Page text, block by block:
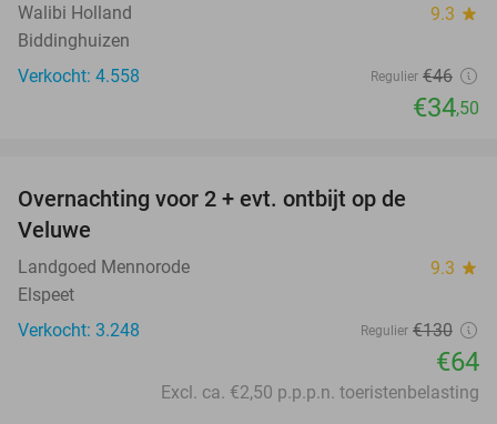
Walibi Holland 9.3 star
Biddinghuizen
Verkocht: 4.558
Regulier €46
€34,50
Overnachting voor 2 + evt. ontbijt op de
Veluwe
Landgoed Mennorode 9.3 star
Elspeet
Verkocht: 3.248
Regulier €130
€64
Excl. ca. €2,50 p.p.p.n. toeristenbelasting